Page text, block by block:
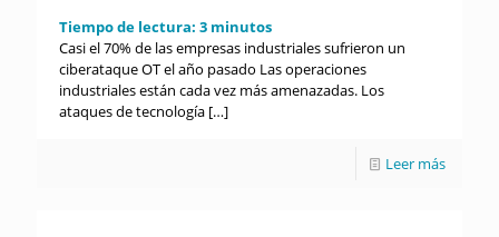
Tiempo de lectura: 3 minutos
Casi el 70% de las empresas industriales sufrieron un
ciberataque OT el año pasado Las operaciones
industriales están cada vez más amenazadas. Los
ataques de tecnología […]
Leer más